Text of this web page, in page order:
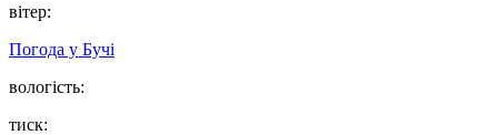
вітер:
Погода у Бучі
вологість:
тиск: